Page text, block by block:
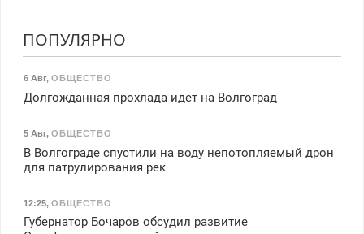
ПОПУЛЯРНО
6 Авг, ОБЩЕСТВО
Долгожданная прохлада идет на Волгоград
5 Авг, ОБЩЕСТВО
В Волгограде спустили на воду непотопляемый дрон
для патрулирования рек
12:25, ОБЩЕСТВО
Губернатор Бочаров обсудил развитие